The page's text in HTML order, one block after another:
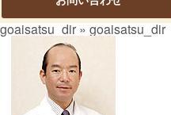
goaisatsu_dir» goaisatsu_dir